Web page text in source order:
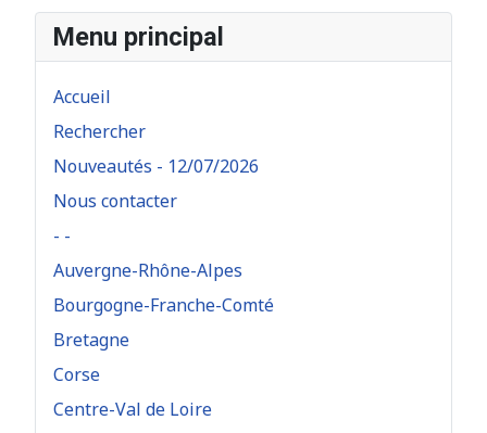
Menu principal
Accueil
Rechercher
Nouveautés - 12/07/2026
Nous contacter
- -
Auvergne-Rhône-Alpes
Bourgogne-Franche-Comté
Bretagne
Corse
Centre-Val de Loire